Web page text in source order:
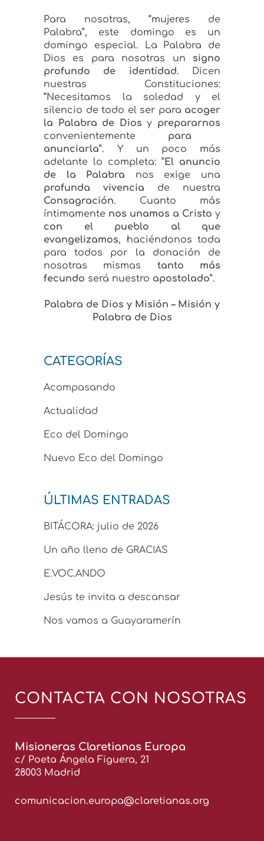
Para nosotras, “mujeres de
Palabra”, este domingo es un
domingo especial. La Palabra de
Dios es para nosotras un signo
profundo de identidad. Dicen
nuestras Constituciones:
“Necesitamos la soledad y el
silencio de todo el ser para acoger
la Palabra de Dios y prepararnos
convenientemente para
anunciarla”. Y un poco más
adelante lo completa: “El anuncio
de la Palabra nos exige una
profunda vivencia de nuestra
Consagración. Cuanto más
íntimamente nos unamos a Cristo y
con el pueblo al que
evangelizamos, haciéndonos toda
para todos por la donación de
nosotras mismas tanto más
fecundo será nuestro apostolado”.
Palabra de Dios y Misión – Misión y
Palabra de Dios
CATEGORÍAS
Acompasando
Actualidad
Eco del Domingo
Nuevo Eco del Domingo
ÚLTIMAS ENTRADAS
BITÁCORA: julio de 2026
Un año lleno de GRACIAS
E.VOC.ANDO
Jesús te invita a descansar
Nos vamos a Guayaramerín
CONTACTA CON NOSOTRAS
Misioneras Claretianas Europa
c/ Poeta Ángela Figuera, 21
28003 Madrid
comunicacion.europa@claretianas.org